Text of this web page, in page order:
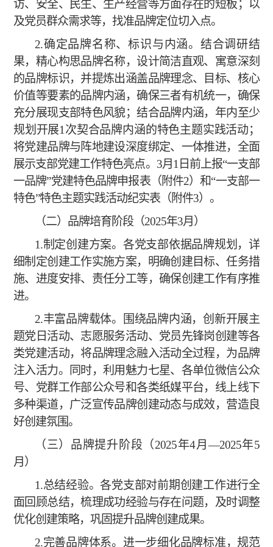
访、安全、民生、生产经营等方面存在的短板；以
及党员群众需求等，找准品牌定位切入点。
2.确定品牌名称、标识与内涵。结合调研结
果，精心构思品牌名称，设计简洁直观、寓意深刻
的品牌标识，并提炼出涵盖品牌理念、目标、核心
价值等要素的品牌内涵，确保三者有机统一，确保
充分展现支部特色风貌；结合品牌内涵，年内至少
规划开展1次契合品牌内涵的特色主题实践活动；
将党建品牌与阵地建设深度绑定、一体推进，全面
展示支部党建工作特色亮点。3月1日前上报“一支部
一品牌”党建特色品牌申报表（附件2）和“一支部一
特色”特色主题实践活动纪实表（附件3）。
（二）品牌培育阶段（2025年3月）
1.制定创建方案。各党支部依据品牌规划，详
细制定创建工作实施方案，明确创建目标、任务措
施、进度安排、责任分工等，确保创建工作有序推
进。
2.丰富品牌载体。围绕品牌内涵，创新开展主
题党日活动、志愿服务活动、党员先锋岗创建等各
类党建活动，将品牌理念融入活动全过程，为品牌
注入活力。同时，利用魅力七星、各单位微信公众
号、党群工作部公众号和各类纸媒平台，线上线下
多种渠道，广泛宣传品牌创建动态与成效，营造良
好创建氛围。
（三）品牌提升阶段（2025年4月—2025年5
月）
1.总结经验。各党支部对前期创建工作进行全
面回顾总结，梳理成功经验与存在问题，及时调整
优化创建策略，巩固提升品牌创建成果。
2.完善品牌体系。进一步细化品牌标准，规范